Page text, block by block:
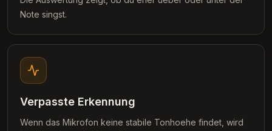
Note singst.
Verpasste Erkennung
Wenn das Mikrofon keine stabile Tonhoehe findet, wird